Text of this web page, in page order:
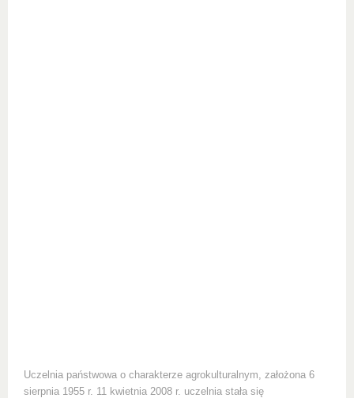
Uczelnia państwowa o charakterze agrokulturalnym, założona 6
sierpnia 1955 r. 11 kwietnia 2008 r. uczelnia stała się